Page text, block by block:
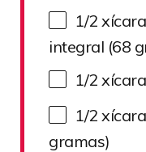
1/2
integral (68
1/2
1/2
gramas)